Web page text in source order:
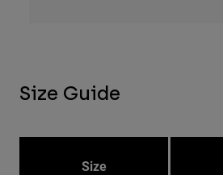
Size Guide
Size